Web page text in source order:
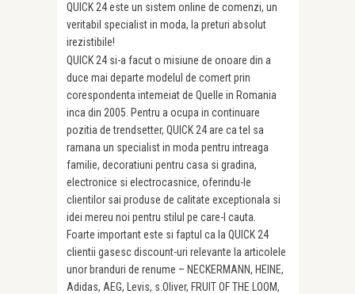
QUICK 24 este un sistem online de comenzi, un
veritabil specialist in moda, la preturi absolut
irezistibile!
QUICK 24 si-a facut o misiune de onoare din a
duce mai departe modelul de comert prin
corespondenta intemeiat de Quelle in Romania
inca din 2005. Pentru a ocupa in continuare
pozitia de trendsetter, QUICK 24 are ca tel sa
ramana un specialist in moda pentru intreaga
familie, decoratiuni pentru casa si gradina,
electronice si electrocasnice, oferindu-le
clientilor sai produse de calitate exceptionala si
idei mereu noi pentru stilul pe care-l cauta.
Foarte important este si faptul ca la QUICK 24
clientii gasesc discount-uri relevante la articolele
unor branduri de renume – NECKERMANN, HEINE,
Adidas, AEG, Levis, s.Oliver, FRUIT OF THE LOOM,